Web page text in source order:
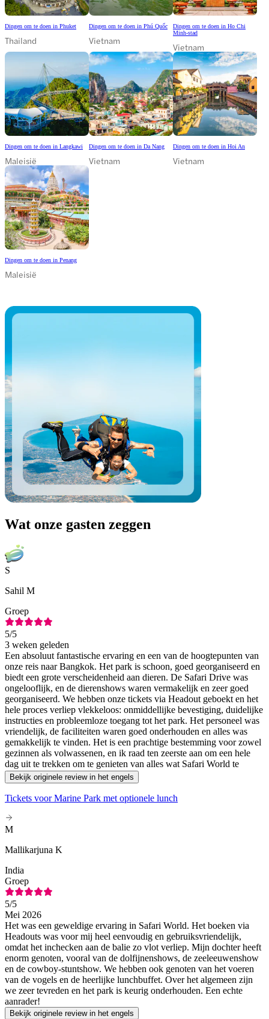
Dingen om te doen in Phuket
Thailand
Dingen om te doen in Phú Quốc
Vietnam
Dingen om te doen in Ho Chi
Minh-stad
Vietnam
Dingen om te doen in Langkawi
Maleisië
Dingen om te doen in Da Nang
Vietnam
Dingen om te doen in Hoi An
Vietnam
Dingen om te doen in Penang
Maleisië
Wat onze gasten zeggen
S
Sahil M
Groep
5/5
3 weken geleden
Een absoluut fantastische ervaring en een van de hoogtepunten van
onze reis naar Bangkok. Het park is schoon, goed georganiseerd en
biedt een grote verscheidenheid aan dieren. De Safari Drive was
ongelooflijk, en de dierenshows waren vermakelijk en zeer goed
georganiseerd. We hebben onze tickets via Headout geboekt en het
hele proces verliep vlekkeloos: onmiddellijke bevestiging, duidelijke
instructies en probleemloze toegang tot het park. Het personeel was
vriendelijk, de faciliteiten waren goed onderhouden en alles was
gemakkelijk te vinden. Het is een prachtige bestemming voor zowel
gezinnen als volwassenen, en ik raad ten zeerste aan om een hele
dag uit te trekken om te genieten van alles wat Safari World te
bieden heeft.
Bekijk originele review in het engels
Tickets voor Marine Park met optionele lunch
M
Mallikarjuna K
India
Groep
5/5
Mei 2026
Het was een geweldige ervaring in Safari World. Het boeken via
Headouts was voor mij heel eenvoudig en gebruiksvriendelijk,
omdat het inchecken aan de balie zo vlot verliep. Mijn dochter heeft
enorm genoten, vooral van de dolfijnenshows, de zeeleeuwenshow
en de cowboy-stuntshow. We hebben ook genoten van het voeren
van de vogels en de heerlijke lunchbuffet. Over het algemeen zijn
we zeer tevreden en het park is keurig onderhouden. Een echte
aanrader!
Bekijk originele review in het engels